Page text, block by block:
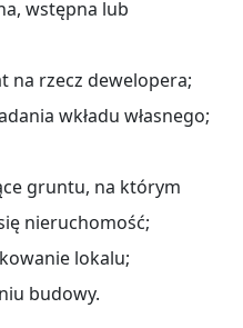
wstępna lub
na rzecz dewelopera;
wkładu własnego;
gruntu, na którym
nieruchomość;
lokalu;
budowy.